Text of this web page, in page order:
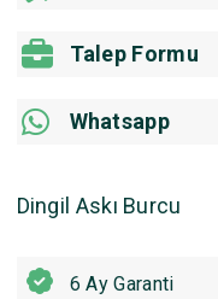
Talep Formu
Whatsapp
Dingil Askı Burcu
6 Ay Garanti